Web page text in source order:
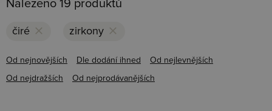
Nalezeno 19 produktů
čiré clear zirkony clear
Od nejnovějších Dle dodání ihned Od nejlevnějších
Od nejdražších Od nejprodávanějších